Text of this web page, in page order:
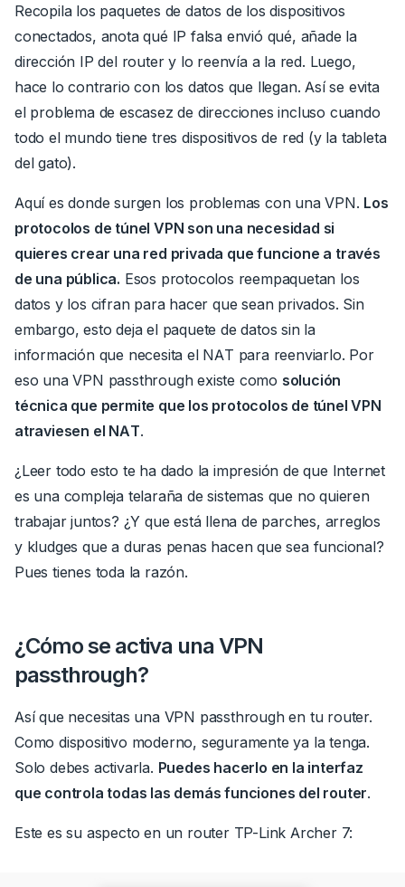
Recopila los paquetes de datos de los dispositivos
conectados, anota qué IP falsa envió qué, añade la
dirección IP del router y lo reenvía a la red. Luego,
hace lo contrario con los datos que llegan. Así se evita
el problema de escasez de direcciones incluso cuando
todo el mundo tiene tres dispositivos de red (y la tableta
del gato).
Aquí es donde surgen los problemas con una VPN. Los
protocolos de túnel VPN son una necesidad si
quieres crear una red privada que funcione a través
de una pública. Esos protocolos reempaquetan los
datos y los cifran para hacer que sean privados. Sin
embargo, esto deja el paquete de datossin la
información que necesita el NAT para reenviarlo. Por
eso una VPN passthrough existe como solución
técnica que permite que los protocolos de túnel VPN
atraviesen el NAT.
¿Leer todo esto te ha dado la impresión de que Internet
es una compleja telaraña de sistemas que no quieren
trabajar juntos? ¿Y que está llena de parches, arreglos
y kludges que a duras penas hacen que sea funcional?
Pues tienes toda la razón.
¿Cómo se activa una VPN
passthrough?
Así que necesitas una VPN passthrough en tu router.
Como dispositivo moderno, seguramente ya la tenga.
Solo debes activarla. Puedes hacerlo en la interfaz
que controla todas las demás funciones del router.
Este es su aspecto en un router TP-Link Archer 7: